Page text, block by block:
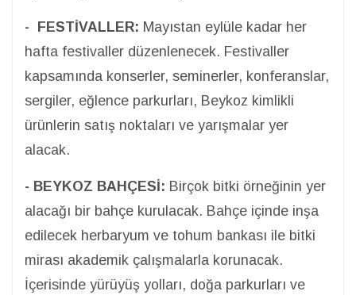
- FESTİVALLER: Mayıstan eylüle kadar her
hafta festivaller düzenlenecek. Festivaller
kapsamında konserler, seminerler, konferanslar,
sergiler, eğlence parkurları, Beykoz kimlikli
ürünlerin satış noktaları ve yarışmalar yer
alacak.
- BEYKOZ BAHÇESİ: Birçok bitki örneğinin yer
alacağı bir bahçe kurulacak. Bahçe içinde inşa
edilecek herbaryum ve tohum bankası ile bitki
mirası akademik çalışmalarla korunacak.
İçerisinde yürüyüş yolları, doğa parkurları ve